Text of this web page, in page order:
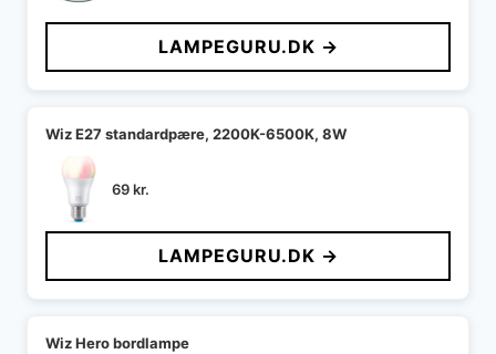
LAMPEGURU.DK →
Wiz E27 standardpære, 2200K-6500K, 8W
69kr.
LAMPEGURU.DK →
Wiz Hero bordlampe